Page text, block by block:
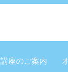
講座のご案内